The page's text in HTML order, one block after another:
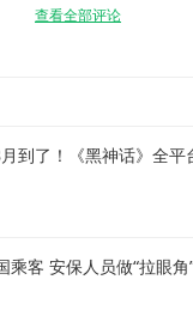
查看全部评论
到了！《黑神话》全平
乘客 安保人员做“拉眼